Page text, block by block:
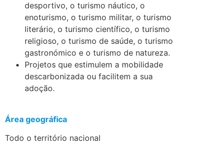
desportivo, o turismo náutico, o
enoturismo, o turismo militar, o turismo
literário, o turismo científico, o turismo
religioso, o turismo de saúde, o turismo
gastronómico e o turismo de natureza.
Projetos que estimulem a mobilidade
descarbonizada ou facilitem a sua
adoção.
Área geográfica
Todo o território nacional